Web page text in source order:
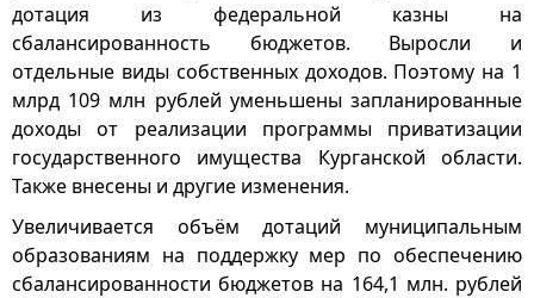
дотация из федеральной казны на
сбалансированность бюджетов. Выросли и
отдельные виды собственных доходов. Поэтому на 1
млрд 109 млн рублей уменьшены запланированные
доходы от реализации программы приватизации
государственного имущества Курганской области.
Также внесены и другие изменения.
Увеличивается объём дотаций муниципальным
образованиям на поддержку мер по обеспечению
сбалансированности бюджетов на 164,1 млн. рублей